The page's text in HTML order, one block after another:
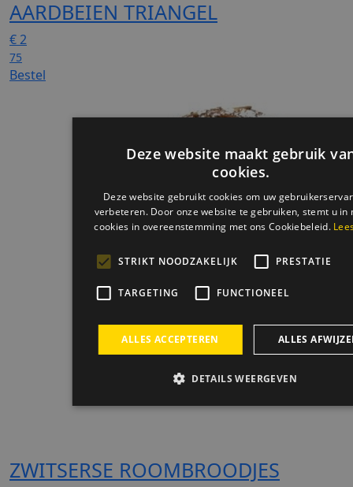
AARDBEIEN TRIANGEL
€2
75
Bestel
ZWITSERSE ROOMBROODJES